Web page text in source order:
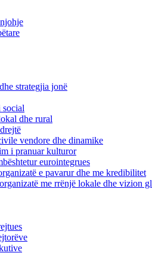
strategjia jonë
dhe rural
vendore dhe dinamike
i pranuar kulturor
eurointegrues
e pavarur dhe me kredibilitet
me rrënjë lokale dhe vizion